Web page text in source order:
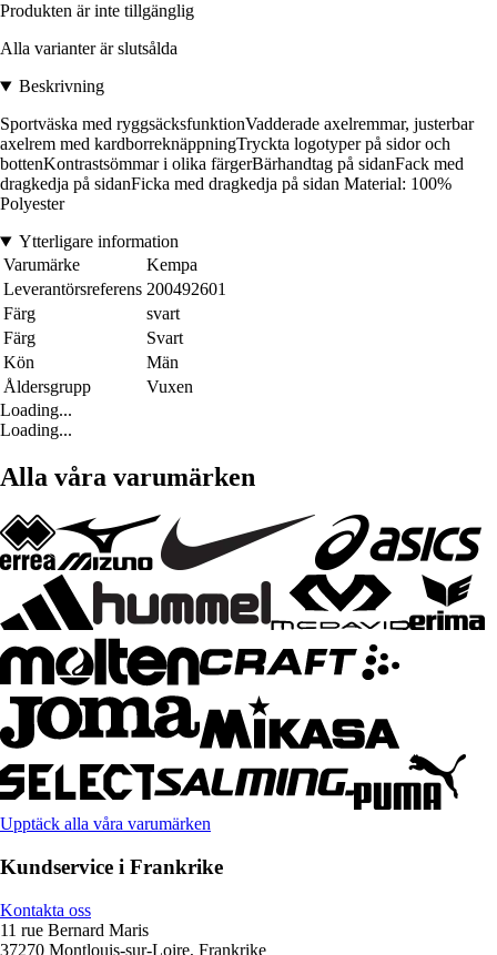
Produkten är inte tillgänglig
Alla varianter är slutsålda
Beskrivning
Sportväska med ryggsäcksfunktionVadderade axelremmar, justerbar
axelrem med kardborreknäppningTryckta logotyper på sidor och
bottenKontrastsömmar i olika färgerBärhandtag på sidanFack med
dragkedja på sidanFicka med dragkedja på sidan Material: 100%
Polyester
Ytterligare information
Varumärke
Kempa
Leverantörsreferens 200492601
Färg
svart
Färg
Svart
Kön
Män
Åldersgrupp
Vuxen
Loading...
Loading...
Alla våra varumärken
Upptäck alla våra varumärken
Kundservice i Frankrike
Kontakta oss
11 rue Bernard Maris
37270 Montlouis-sur-Loire, Frankrike